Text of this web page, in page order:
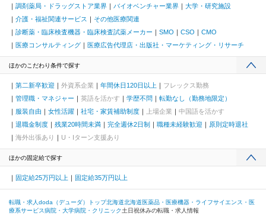
調剤薬局・ドラッグストア業界
バイオベンチャー業界
大学・研究施設
介護・福祉関連サービス
その他医療関連
診断薬・臨床検査機器・臨床検査試薬メーカー
SMO CSO
CMO
医療コンサルティング
医療広告代理店・出版社・マーケティング・リサーチ
ほかのこだわり条件で探す
第二新卒歓迎 外資系企業 年間休日120日以上
フレックス勤務
管理職・マネジャー
英語を活かす 学歴不問
転勤なし（勤務地限定）
服装自由
女性活躍 社宅・家賃補助制度 上場企業
中国語を活かす
退職金制度
残業20時間未満 完全週休2日制 職種未経験歓迎
原則定時退社
海外出張あり
U・Iターン支援あり
ほかの固定給で探す
固定給25万円以上 固定給35万円以上
転職・求人doda（デューダ）トップ北海道北海道医薬品・医療機器・ライフサイエンス・医
療系サービス病院・大学病院・クリニック土日祝休みの転職・求人情報